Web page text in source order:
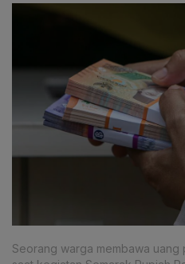
Seorang warga membawa